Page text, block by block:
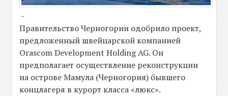
-
Правительство Черногории одобрило проект,
предложенный швейцарской компанией
Orascom Development Holding AG. Он
предполагает осуществление реконструкции
на острове Мамула (Черногория) бывшего
концлагеря в курорт класса «люкс».